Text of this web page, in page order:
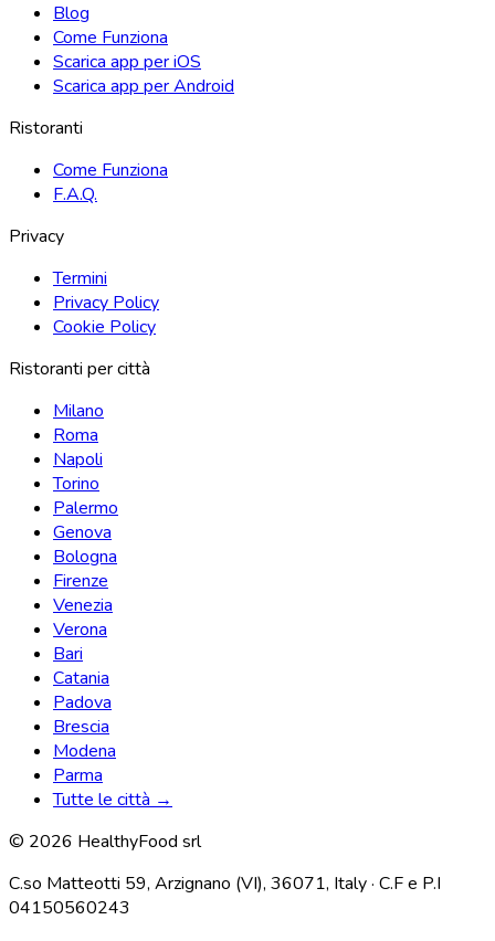
Blog
Come Funziona
Scarica app per iOS
Scarica app per Android
Ristoranti
Come Funziona
F.A.Q.
Privacy
Termini
Privacy Policy
Cookie Policy
Ristoranti per città
Milano
Roma
Napoli
Torino
Palermo
Genova
Bologna
Firenze
Venezia
Verona
Bari
Catania
Padova
Brescia
Modena
Parma
Tutte le città →
© 2026 HealthyFood srl
C.so Matteotti 59, Arzignano (VI), 36071, Italy · C.F e P.I
04150560243